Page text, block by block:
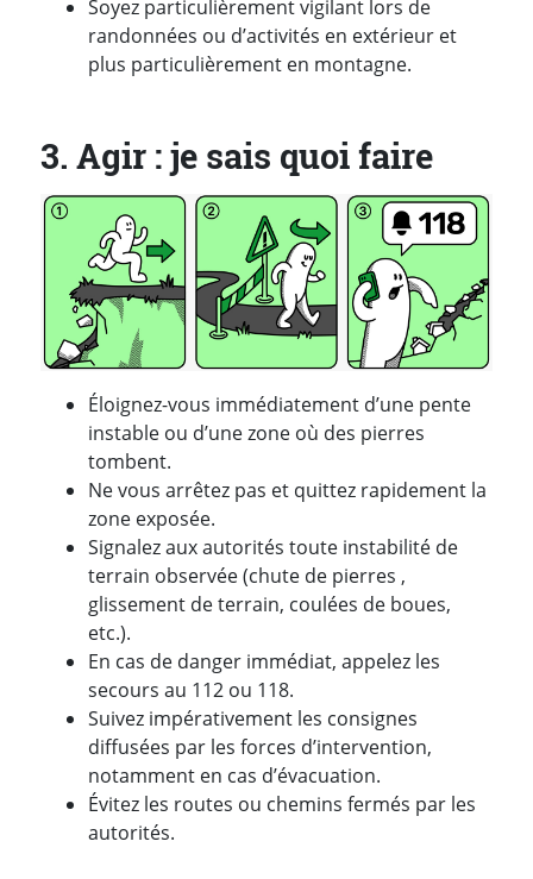
Soyez particulièrement vigilant lors de
randonnées ou d’activités en extérieur et
plus particulièrement en montagne.
3. Agir : je sais quoi faire
Éloignez-vous immédiatement d’une pente
instable ou d’une zone où des pierres
tombent.
Ne vous arrêtez pas et quittez rapidement la
zone exposée.
Signalez aux autorités toute instabilité de
terrain observée (chute de pierres ,
glissement de terrain, coulées de boues,
etc.).
En cas de danger immédiat, appelez les
secours au 112 ou 118.
Suivez impérativement les consignes
diffusées par les forces d’intervention,
notamment en cas d’évacuation.
Évitez les routes ou chemins fermés par les
autorités.